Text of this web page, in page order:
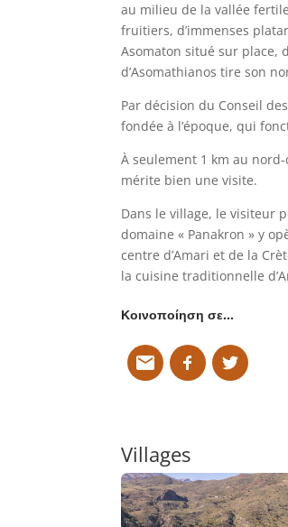
au milieu de la vallée
fruitiers, d’immenses
Asomaton situé sur place,
d’Asomathianos tire son
Par décision du Conseil
fondée à l’époque, qui
À seulement 1 km au nord-
mérite bien une visite.
Dans le village, le visiteur
domaine « Panakron » y
centre d’Amari et de la
la cuisine traditionnelle
Κοινοποίηση σε…
Villages